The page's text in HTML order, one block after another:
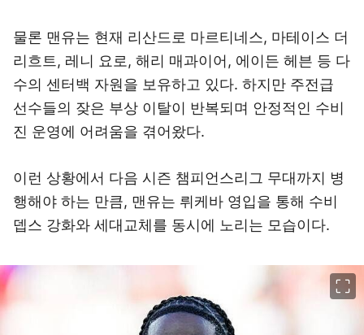
물론 맨유는 현재 리산드로 마르티네스, 마테이스 더
리흐트, 레니 요로, 해리 매과이어, 에이든 헤븐 등 다
수의 센터백 자원을 보유하고 있다. 하지만 주전급
선수들의 잦은 부상 이탈이 반복되며 안정적인 수비
진 운영에 어려움을 겪어왔다.
이런 상황에서 다음 시즌 챔피언스리그 무대까지 병
행해야 하는 만큼, 맨유는 뤼케바 영입을 통해 수비
뎁스 강화와 세대교체를 동시에 노리는 모습이다.